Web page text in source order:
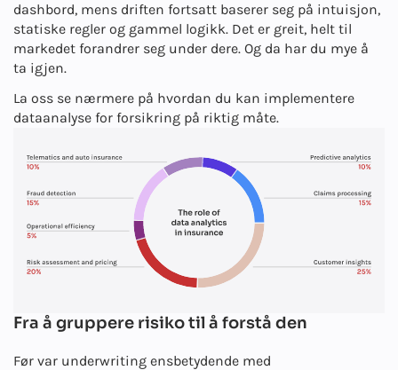
dashbord, mens driften fortsatt baserer seg på intuisjon,
statiske regler og gammel logikk. Det er greit, helt til
markedet forandrer seg under dere. Og da har du mye å
ta igjen.
La oss se nærmere på hvordan du kan implementere
dataanalyse for forsikring på riktig måte.
Fra å gruppere risiko til å forstå den
Før var underwriting ensbetydende med